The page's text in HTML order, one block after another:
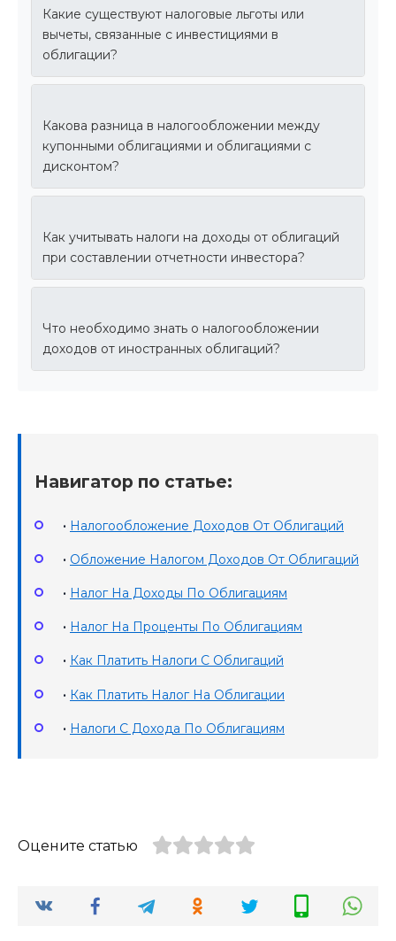
Какие существуют налоговые льготы или
вычеты, связанные с инвестициями в
облигации?
Какова разница в налогообложении между
купонными облигациями и облигациями с
дисконтом?
Как учитывать налоги на доходы от облигаций
при составлении отчетности инвестора?
Что необходимо знать о налогообложении
доходов от иностранных облигаций?
Навигатор по статье:
• Налогообложение Доходов От Облигаций
• Обложение Налогом Доходов От Облигаций
• Налог На Доходы По Облигациям
• Налог На Проценты По Облигациям
• Как Платить Налоги С Облигаций
• Как Платить Налог На Облигации
• Налоги С Дохода По Облигациям
Оцените статью